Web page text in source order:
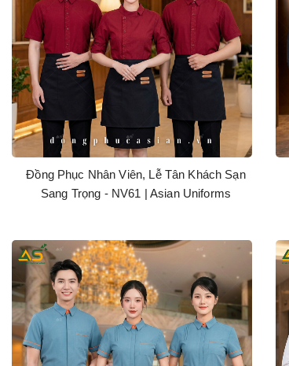
Đồng Phục Nhân Viên, Lễ Tân Khách Sạn
Sang Trọng - NV61 | Asian Uniforms